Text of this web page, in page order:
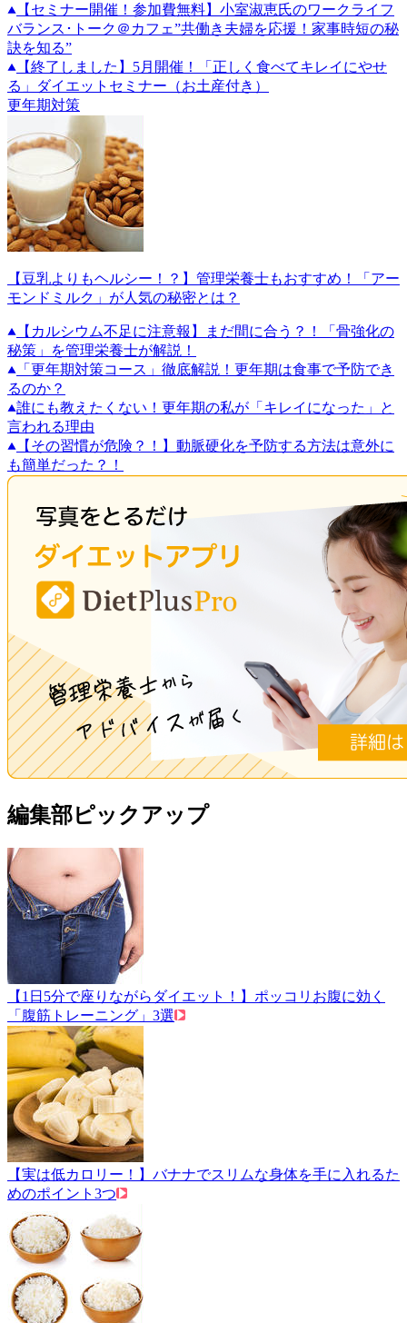
【セミナー開催！参加費無料】小室淑恵氏のワークライフ
バランス･トーク＠カフェ”共働き夫婦を応援！家事時短の秘
訣を知る”
【終了しました】5月開催！「正しく食べてキレイにやせ
る」ダイエットセミナー（お土産付き）
更年期対策
【豆乳よりもヘルシー！？】管理栄養士もおすすめ！「アー
モンドミルク」が人気の秘密とは？
【カルシウム不足に注意報】まだ間に合う？！「骨強化の
秘策」を管理栄養士が解説！
「更年期対策コース」徹底解説！更年期は食事で予防でき
るのか？
誰にも教えたくない！更年期の私が「キレイになった」と
言われる理由
【その習慣が危険？！】動脈硬化を予防する方法は意外に
も簡単だった？！
編集部ピックアップ
【1日5分で座りながらダイエット！】ポッコリお腹に効く
「腹筋トレーニング」3選
【実は低カロリー！】バナナでスリムな身体を手に入れるた
めのポイント3つ